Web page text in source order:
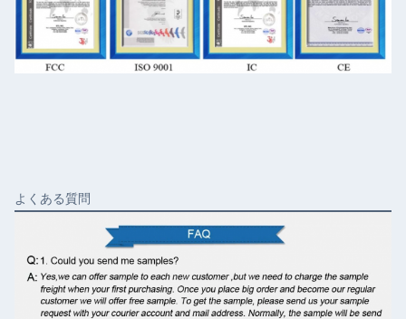
よくある質問